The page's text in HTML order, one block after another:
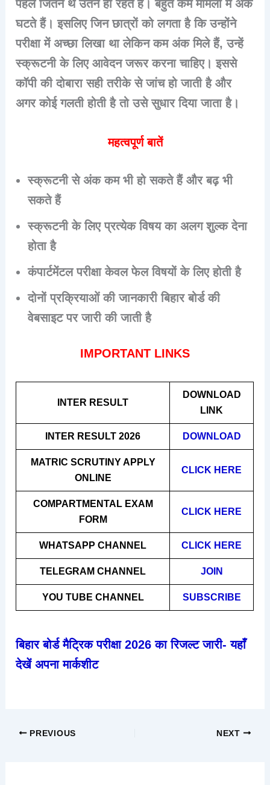
पहले जितने थे उतने ही रहते हैं। बहुत कम मामलों में अंक
घटते हैं। इसलिए जिन छात्रों को लगता है कि उन्होंने
परीक्षा में अच्छा लिखा था लेकिन कम अंक मिले हैं, उन्हें
स्क्रूटनी के लिए आवेदन जरूर करना चाहिए। इससे
कॉपी की दोबारा सही तरीके से जांच हो जाती है और
अगर कोई गलती होती है तो उसे सुधार दिया जाता है।
महत्वपूर्ण बातें
स्क्रूटनी से अंक कम भी हो सकते हैं और बढ़ भी
सकते हैं
स्क्रूटनी के लिए प्रत्येक विषय का अलग शुल्क देना
होता है
कंपार्टमेंटल परीक्षा केवल फेल विषयों के लिए होती है
दोनों प्रक्रियाओं की जानकारी बिहार बोर्ड की
वेबसाइट पर जारी की जाती है
IMPORTANT LINKS
INTER RESULT
DOWNLOAD
LINK
INTER RESULT 2026 DOWNLOAD
MATRIC SCRUTINY APPLY
ONLINE
CLICK HERE
COMPARTMENTAL EXAM
FORM
CLICK HERE
WHATSAPP CHANNEL CLICK HERE
TELEGRAM CHANNEL JOIN
YOU TUBE CHANNEL SUBSCRIBE
बिहार बोर्ड मैट्रिक परीक्षा 2026 का रिजल्ट जारी- यहाँ
देखें अपना मार्कशीट
PREVIOUS NEXT